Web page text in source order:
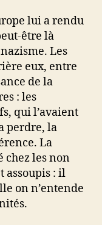
lui a rendu
être là
Les
eux, entre
de la
: les
qui l’avaient
perdre, la
La
chez les non
assoupis : il
on n’entende